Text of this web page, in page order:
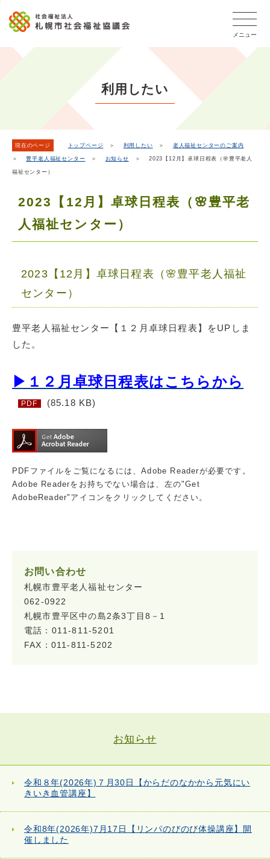
文
メニュー
か
利用したい
現在のページ トップページ ＞ 利用したい ＞ 老人福祉センターのご案内
＞豊平老人福祉センター ＞ お知らせ ＞ 2023【12月】卓球日程表（🌸豊平老人
福祉センター）
2023【12月】卓球日程表（🌸豊平老
人福祉センター）
2023【12月】卓球日程表（🌸豊平老人福祉
センター）
豊平老人福祉センター【１２月卓球日程表】をUPしま
した。
▶１２月卓球日程表はこちらから
PDF (85.18 KB)
PDFファイルをご覧になるには、Adobe Readerが必要です。
Adobe Readerをお持ちでない場合は、左の"Get
AdobeReader"アイコンをクリックしてください。
お問い合わせ
札幌市豊平老人福祉センター
062-0922
札幌市豊平区中の島2条3丁目8－1
電話：011-811-5201
FAX：011-811-5202
お知らせ
令和８年(2026年)７月30日【からだのなかから元気にい
きいき血管講座】
令和8年(2026年)7月17日【リンパのびのび体操講座】開
催しました
こ
フ
タ
こ